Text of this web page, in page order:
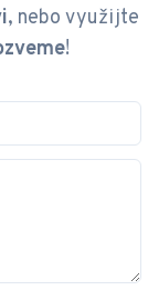
, nebo využijte
!